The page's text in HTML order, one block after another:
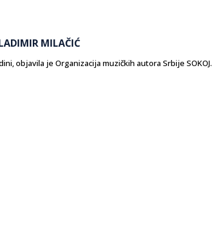
MILAČIĆ
objavila je Organizacija muzičkih autora Srbije SOKOJ.